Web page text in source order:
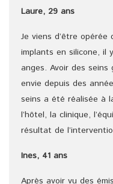
Laure, 29 ans
Je viens d’être opérée
implants en silicone, il
anges. Avoir des
envie depuis des
seins a été réalisée à
l’hôtel, la clinique,
résultat de
Ines, 41 ans
Après avoir vu des